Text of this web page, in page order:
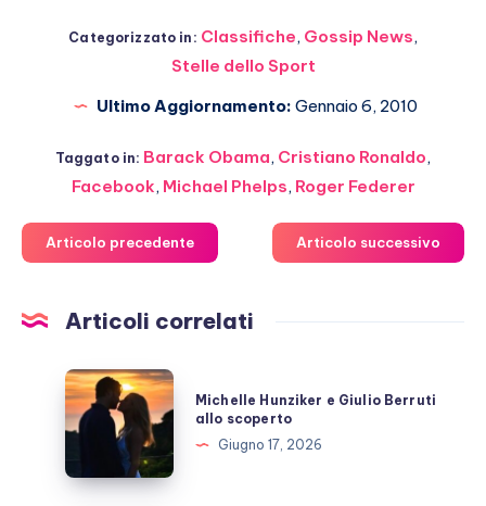
Categorizzato in: Classifiche, Gossip News,
Stelle dello Sport
Ultimo Aggiornamento: Gennaio 6, 2010
Taggato in: Barack Obama, Cristiano Ronaldo,
Facebook, Michael Phelps, Roger Federer
Articolo precedente Articolo successivo
Articoli correlati
Michelle
Hunziker
e
Berruti
Michelle Hunziker e Giulio Berruti
allo scoperto
Giugno 17, 2026